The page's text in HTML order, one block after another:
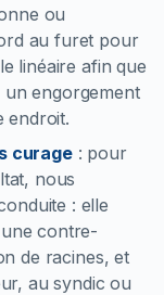
ou
au furet pour
linéaire afin que
engorgement
endroit.
curage: pour
nous
: elle
contre-
de racines, et
au syndic ou